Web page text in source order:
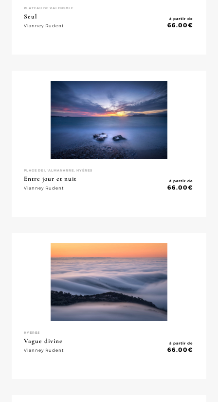
PLATEAU DE VALENSOLE
Seul
Vianney Rudent
à partir de
66.00€
PLAGE DE L'ALMANARRE, HYÈRES
Entre jour et nuit
Vianney Rudent
à partir de
66.00€
HYÈRES
Vague divine
Vianney Rudent
à partir de
66.00€